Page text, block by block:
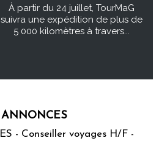
À partir du 24 juillet, TourMaG
suivra une expédition de plus de
5 000 kilomètres à travers...
ANNONCES
- Conseiller voyages H/F -